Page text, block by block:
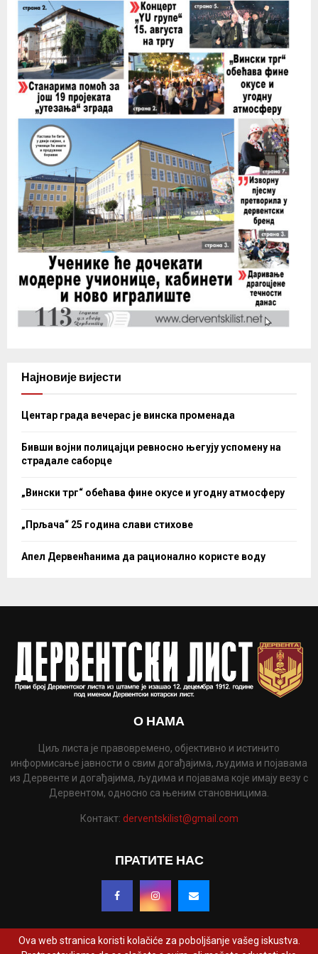
Најновије вијести
Центар града вечерас је винска променада
Бивши војни полицајци ревносно његују успомену на
страдале саборце
„Вински трг“ обећава фине окусе и угодну атмосферу
„Прљача“ 25 година слави стихове
Апел Дервенћанима да рационално користе воду
О НАМА
Циљ листа је правовремено, објективно и истинито
информисање јавности о свим догађајима, људима и појавама
из Дервенте и догађајима, људима и појавама које имају везу с
Дервентом, односно са њеним становницима.
Контакт: derventskilist@gmail.com
ПРАТИТЕ НАС
Ova web stranica koristi kolačiće za poboljšanje vašeg iskustva.